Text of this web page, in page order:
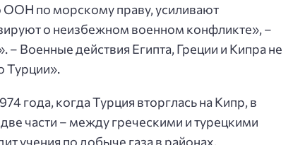
по морскому праву, усиливают
о неизбежном военном конфликте», –
Военные действия Египта, Греции и Кипра не
Турции».
года, когда Турция вторглась на Кипр, в
части – между греческими и турецкими
учения по добыче газа в районах,